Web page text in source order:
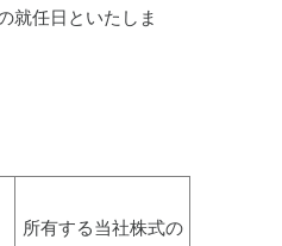
就任日といたしま
所有する当社株式の